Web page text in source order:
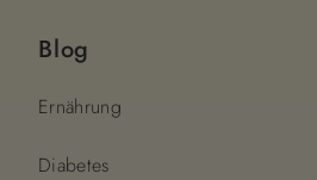
Blog
Ernährung
Diabetes